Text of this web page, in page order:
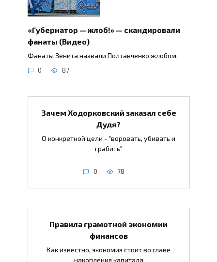
«Губернатор — жлоб!» — скандировали
фанаты (Видео)
Фанаты Зенита назвали Полтавченко жлобом.
0 87
Зачем Ходорковский заказал себе
Дудя?
О конкретной цели - "воровать, убивать и
грабить"
0 78
Правила грамотной экономии
финансов
Как известно, экономия стоит во главе
накопления капитала